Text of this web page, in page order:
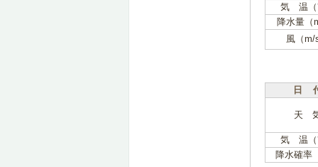
気 温
降水量（
風（m/
日
天
気 温
降水確率